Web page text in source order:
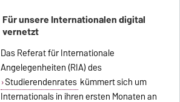
Für unsere Internationalen digital
vernetzt
Das Referat für Internationale
Angelegenheiten (RIA) des
Studierendenrates kümmert sich um
Internationals in ihren ersten Monaten an